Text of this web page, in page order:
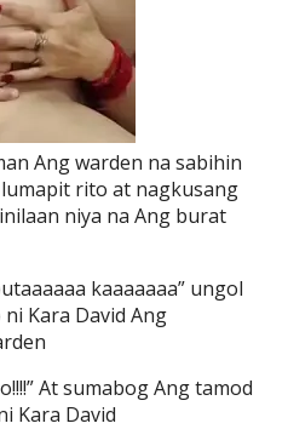
Ang warden na sabihin
lumapit rito at nagkusang
niya na Ang burat
kaaaaaaa” ungol
Kara David Ang
At sumabog Ang tamod
Kara David